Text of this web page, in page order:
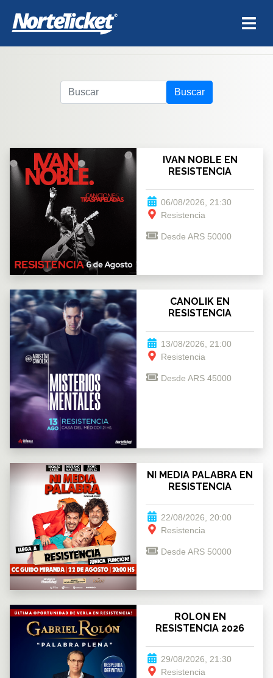
Buscar
IVAN NOBLE EN
RESISTENCIA
06/08/2026, 21:30
Resistencia
Desde ARS 50000
CANOLIK EN
RESISTENCIA
13/08/2026, 21:00
Resistencia
Desde ARS 45000
NI MEDIA PALABRA EN
RESISTENCIA
22/08/2026, 20:00
Resistencia
Desde ARS 50000
ROLON EN
RESISTENCIA 2026
29/08/2026, 21:30
Resistencia